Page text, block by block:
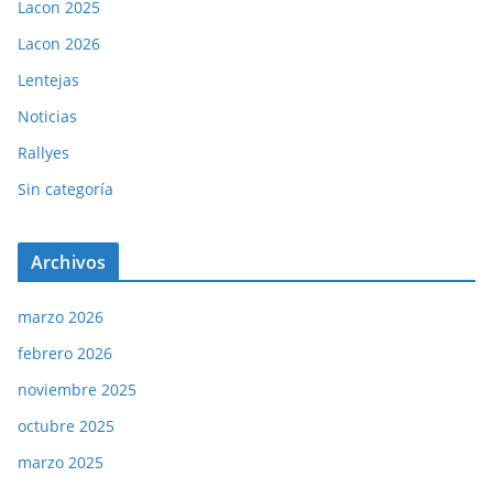
Lacon 2025
Lacon 2026
Lentejas
Noticias
Rallyes
Sin categoría
Archivos
marzo 2026
febrero 2026
noviembre 2025
octubre 2025
marzo 2025